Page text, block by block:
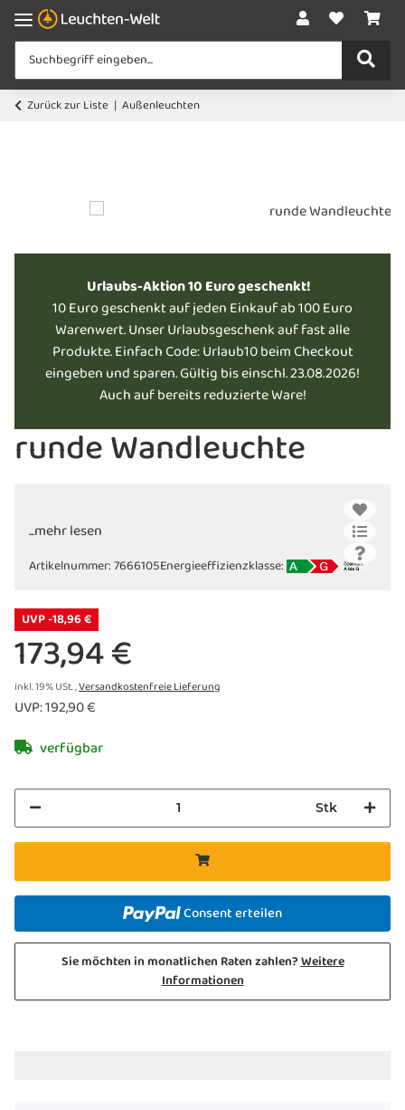
Zurück zur Liste Außenleuchten
Urlaubs-Aktion 10 Euro geschenkt!
10 Euro geschenkt auf jeden Einkauf ab 100 Euro
Warenwert. Unser Urlaubsgeschenk auf fast alle
Produkte. Einfach Code: Urlaub10 beim Checkout
eingeben und sparen. Gültig bis einschl. 23.08.2026!
Auch auf bereits reduzierte Ware!
runde Wandleuchte
...mehr lesen
Artikelnummer:7666105Energieeffizienzklasse:
UVP -18,96 €
173,94 €
inkl. 19% USt. ,Versandkostenfreie Lieferung
UVP:192,90 €
verfügbar
Stk
Consent erteilen
Sie möchten in monatlichen Raten zahlen?Weitere
Informationen